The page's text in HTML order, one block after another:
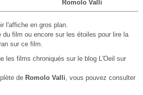
Romolo Valli
l'affiche en gros plan.
film ou encore sur les étoiles pour lire la
sur ce film.
les films chroniqués sur le blog L'Oeil sur
de Romolo Valli, vous pouvez consulter